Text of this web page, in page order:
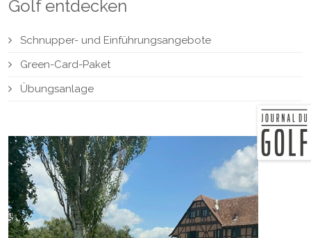
Golf entdecken
Schnupper- und Einführungsangebote
Green-Card-Paket
Übungsanlage